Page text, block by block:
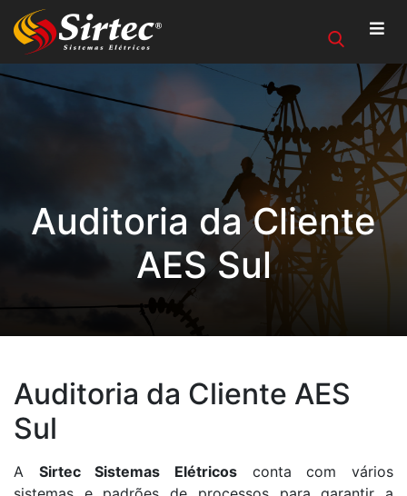
Auditoria da Cliente
AES Sul
Auditoria da Cliente AES
Sul
A Sirtec Sistemas Elétricos conta com vários